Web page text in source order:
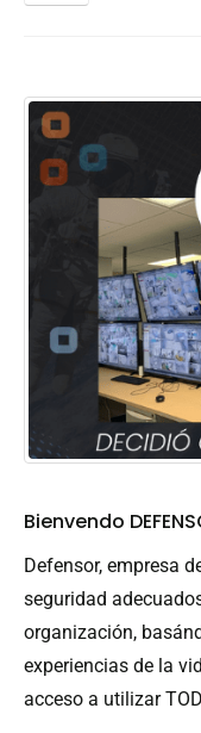
Bienvendo
Defensor, empresa
seguridad
organización,
experiencias de la
acceso a utilizar